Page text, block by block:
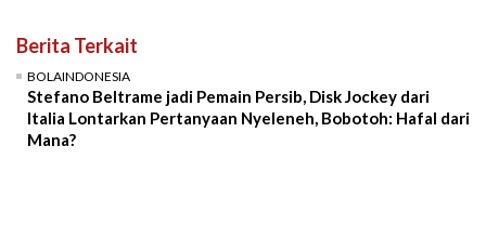
Berita Terkait
BOLAINDONESIA
Stefano Beltrame jadi Pemain Persib, Disk Jockey dari
Italia Lontarkan Pertanyaan Nyeleneh, Bobotoh: Hafal dari
Mana?